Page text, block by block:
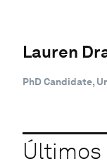
Lauren
PhD Candidate,